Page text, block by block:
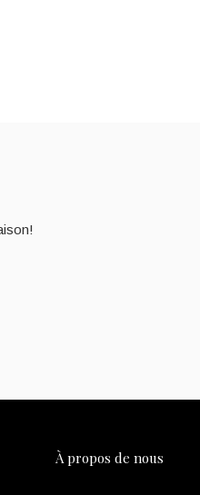
À propos de nous